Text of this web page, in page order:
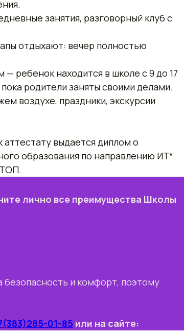
занятия, разговорный клуб с
отдыхают: вечер полностью
ребенок находится в школе с 9 до 17
родители заняты своими делами.
воздухе, праздники, экскурсии
выдается диплом о
образования по направлению ИТ*
лично все преимущества Школы
безопасность и комфорт, поэтому
01-85 или на сайте: